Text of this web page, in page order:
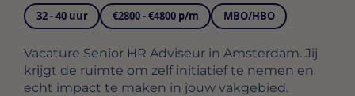
32 - 40 uur €2800 - €4800 p/m MBO/HBO
Vacature Senior HR Adviseur in Amsterdam. Jij
krijgt de ruimte om zelf initiatief te nemen en
echt impact te maken in jouw vakgebied.